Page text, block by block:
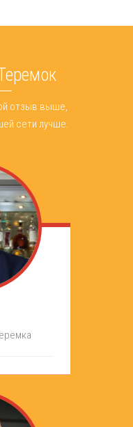
отзыв выше,
сети лучше.